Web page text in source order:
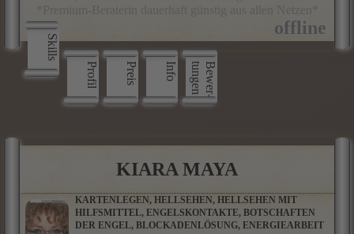
Skills
Profil
Preis Info B
e
w
e
r
­
t
u
n
g
e
n
KIARA MAYA
KARTENLEGEN, HELLSEHEN, HELLSEHEN MIT
HILFSMITTEL, ENGELSKONTAKTE, BOTSCHAFTEN
DER ENGEL, BLOCKADENLÖSUNG, ENERGIEARBEIT